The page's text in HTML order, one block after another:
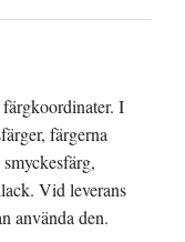
I
färgerna
Vid leverans
använda den.